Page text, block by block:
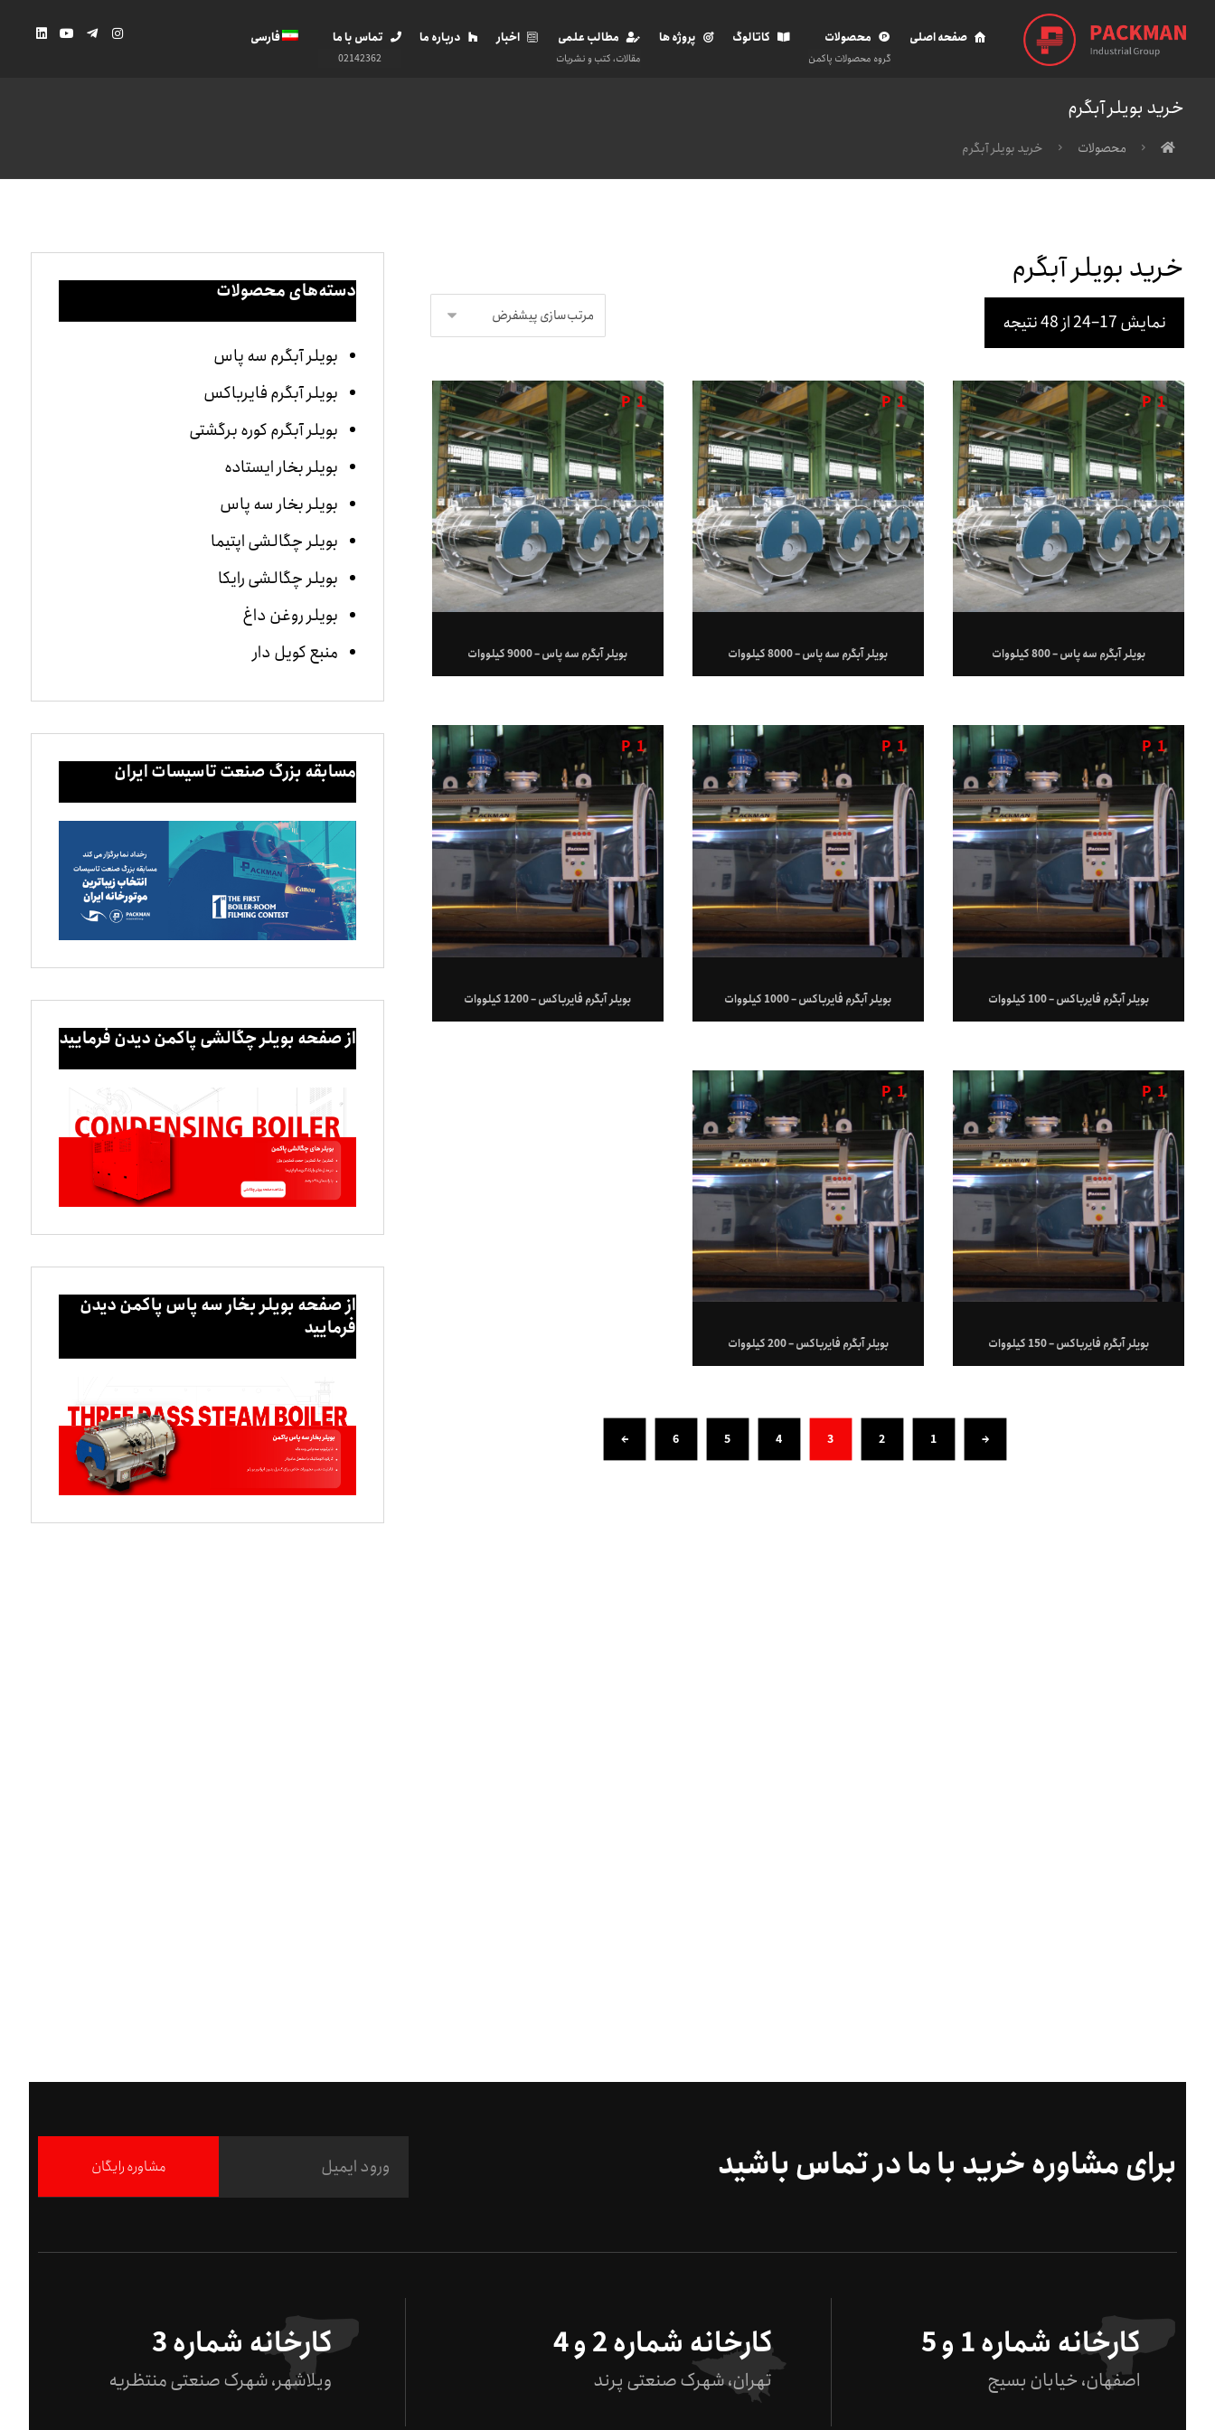
صفحه اصلی محصولات
گروه محصولات پاکمن
کاتالوگ پروژه ها مطالب علمی
مقالات، کتب و نشریات
اخبار درباره ما تماس با ما
02142362
فارسی
خرید بویلر آبگرم
محصولات خرید بویلر آبگرم
خرید بویلر آبگرم
نمایش 17–24 از 48 نتیجه
بویلر آبگرم سه پاس – 800 کیلووات
P1
بویلر آبگرم سه پاس – 8000 کیلووات
P1
بویلر آبگرم سه پاس – 9000 کیلووات
P1
بویلر آبگرم فایرباکس – 100 کیلووات
P1
بویلر آبگرم فایرباکس – 1000 کیلووات
P1
بویلر آبگرم فایرباکس – 1200 کیلووات
P1
بویلر آبگرم فایرباکس – 150 کیلووات
P1
بویلر آبگرم فایرباکس – 200 کیلووات
P1
→
1
2
3
4
5
6
←
دسته‌های محصولات
بویلر آبگرم سه پاس
بویلر آبگرم فایرباکس
بویلر آبگرم کوره برگشتی
بویلر بخار ایستاده
بویلر بخار سه پاس
بویلر چگالشی اپتیما
بویلر چگالشی رایکا
بویلر روغن داغ
منبع کویل دار
مسابقه بزرگ صنعت تاسیسات ایران
از صفحه بویلر چگالشی پاکمن دیدن فرمایید
از صفحه بویلر بخار سه پاس پاکمن دیدن
فرمایید
برای مشاوره خرید با ما در تماس باشید مشاوره رایگان
کارخانه شماره 1 و 5
اصفهان، خیابان بسیج
کارخانه شماره 2 و 4
تهران، شهرک صنعتی پرند
کارخانه شماره 3
ویلاشهر، شهرک صنعتی منتظریه